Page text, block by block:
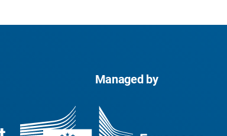
Managed by